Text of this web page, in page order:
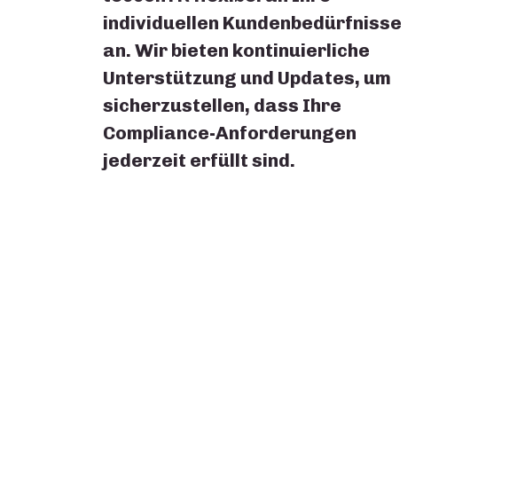
individuellen Kundenbedürfnisse
an. Wir bieten kontinuierliche
Unterstützung und Updates, um
sicherzustellen, dass Ihre
Compliance-Anforderungen
jederzeit erfüllt sind.